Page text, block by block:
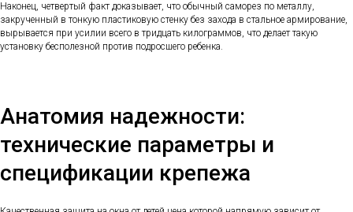
Наконец, четвертый факт доказывает, что обычный саморез по металлу,
закрученный в тонкую пластиковую стенку без захода в стальное армирование,
вырывается при усилии всего в тридцать килограммов, что делает такую
установку бесполезной против подросшего ребенка.
Анатомия надежности:
технические параметры и
спецификации крепежа